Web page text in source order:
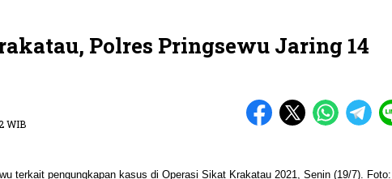
Polres Pringsewu Jaring 14
WIB